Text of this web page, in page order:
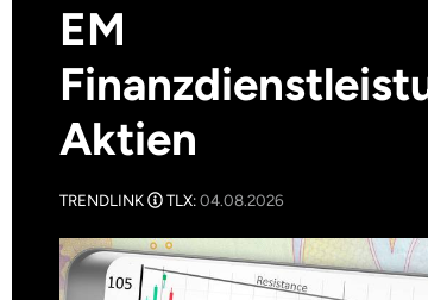
EM
Aktien
TRENDLINK TLX:04.08.2026